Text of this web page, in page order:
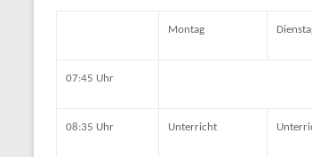
Montag
07:45 Uhr
08:35 Uhr Unterricht